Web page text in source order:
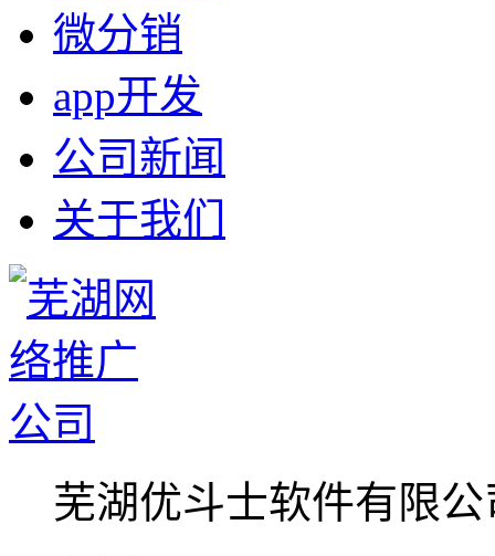
微分销
app开发
公司新闻
关于我们
芜湖优斗士软件有限公